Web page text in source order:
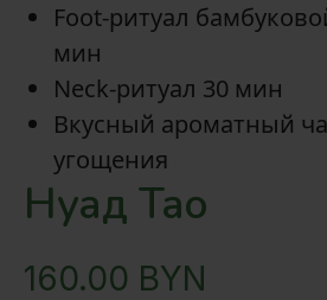
Foot-ритуал
мин
Neck-ритуал 30 мин
Вкусный ароматный
угощения
Нуад Тао
160.00 BYN